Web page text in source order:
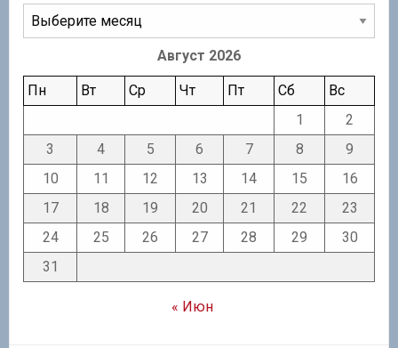
Архивы
Август 2026
Пн Вт Ср Чт Пт Сб
Вс
1
2
3
4 5 6 7 8
9
10
11 12 13 14 15
16
17
18 19 20 21 22
23
24
25 26 27 28 29
30
31
« Июн